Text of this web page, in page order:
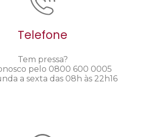
Telefone
Tem pressa?
pelo 0800 600 0005
a sexta das 08h às 22h16